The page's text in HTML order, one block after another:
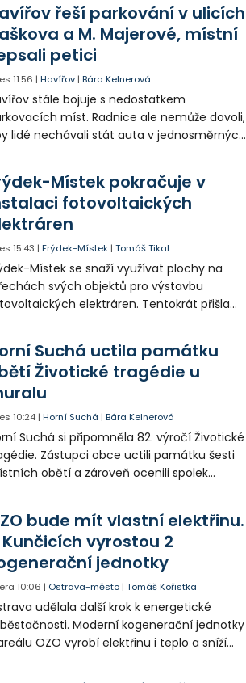
řeší parkování v ulicích
a M. Majerové, místní
petici
11:56 |Havířov |Bára Kelnerová
stále bojuje s nedostatkem
míst. Radnice ale nemůže dovoli,
lidé nechávali stát auta v jednosměrných
někteří obyvatelé rozhodli sepsat petici.
Místek pokračuje v
fotovoltaických
15:43 |Frýdek-Místek |Tomáš Tikal
Místek se snaží využívat plochy na
svých objektů pro výstavbu
elektráren. Tentokrát přišla
Suchá uctila památku
Životické tragédie u
10:24 |Horní Suchá |Bára Kelnerová
Suchá si připomněla 82. výročí Životické
Zástupci obce uctili památku šesti
obětí a zároveň ocenili spolek
bude mít vlastní elektřinu.
Kunčicích vyrostou 2
jednotky
10:06 | Ostrava-město |Tomáš Kořistka
udělala další krok k energetické
Moderní kogenerační jednotky
OZO vyrobí elektřinu i teplo a sníží